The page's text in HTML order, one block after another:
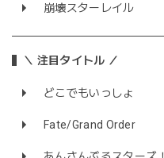
崩壊スターレイル
＼ 注目タイトル ／
どこでもいっしょ
Fate/Grand Order